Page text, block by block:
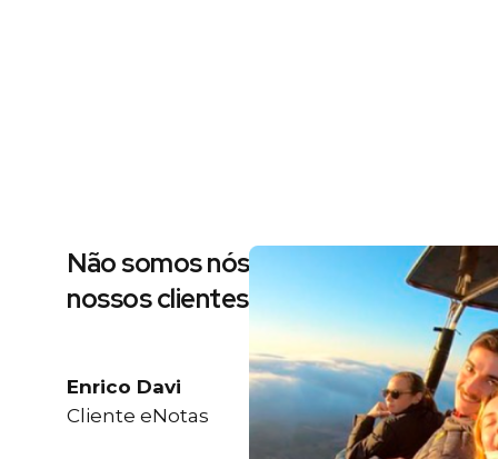
Não somos nós dizendo, são
nossos clientes
Enrico Davi
Cliente eNotas